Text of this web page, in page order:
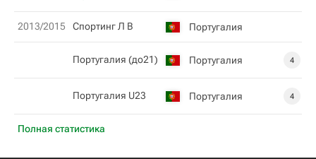
Полная статистика
2013/2015 Спортинг Л B Португалия
Португалия (до21) Португалия 4
Португалия U23 Португалия 4